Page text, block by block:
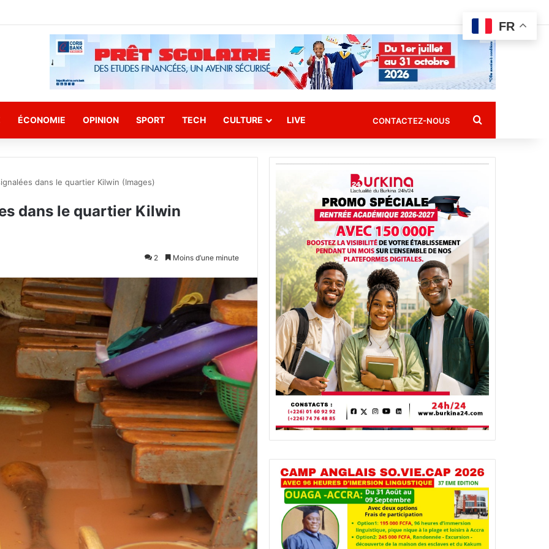
ÉCONOMIE OPINION SPORT TECH CULTURE LIVE CONTACTEZ-NOUS Rechercher
dans le quartier Kilwin (Images)
dans le quartier Kilwin
2 Moins d’une minute
FR